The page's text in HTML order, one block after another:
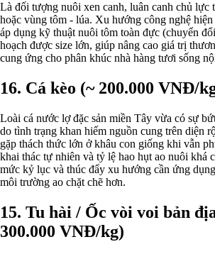
Là đối tượng nuôi xen canh, luân canh chủ lực
hoặc vùng tôm - lúa. Xu hướng công nghệ
áp dụng kỹ thuật nuôi tôm toàn đực (chuyển
hoạch được size lớn, giúp nâng cao giá trị
cung ứng cho phân khúc nhà hàng tươi sống
16. Cá kèo (~ 200.000 VNĐ/
Loài cá nước lợ đặc sản miền Tây vừa có sự
do tình trạng khan hiếm nguồn cung trên diện
gặp thách thức lớn ở khâu con giống khi vẫn
khai thác tự nhiên và tỷ lệ hao hụt ao nuôi khá
mức kỷ lục và thúc đẩy xu hướng cần ứng
môi trường ao chặt chẽ hơn.
15. Tu hài / Ốc vòi voi bản
300.000 VNĐ/kg)